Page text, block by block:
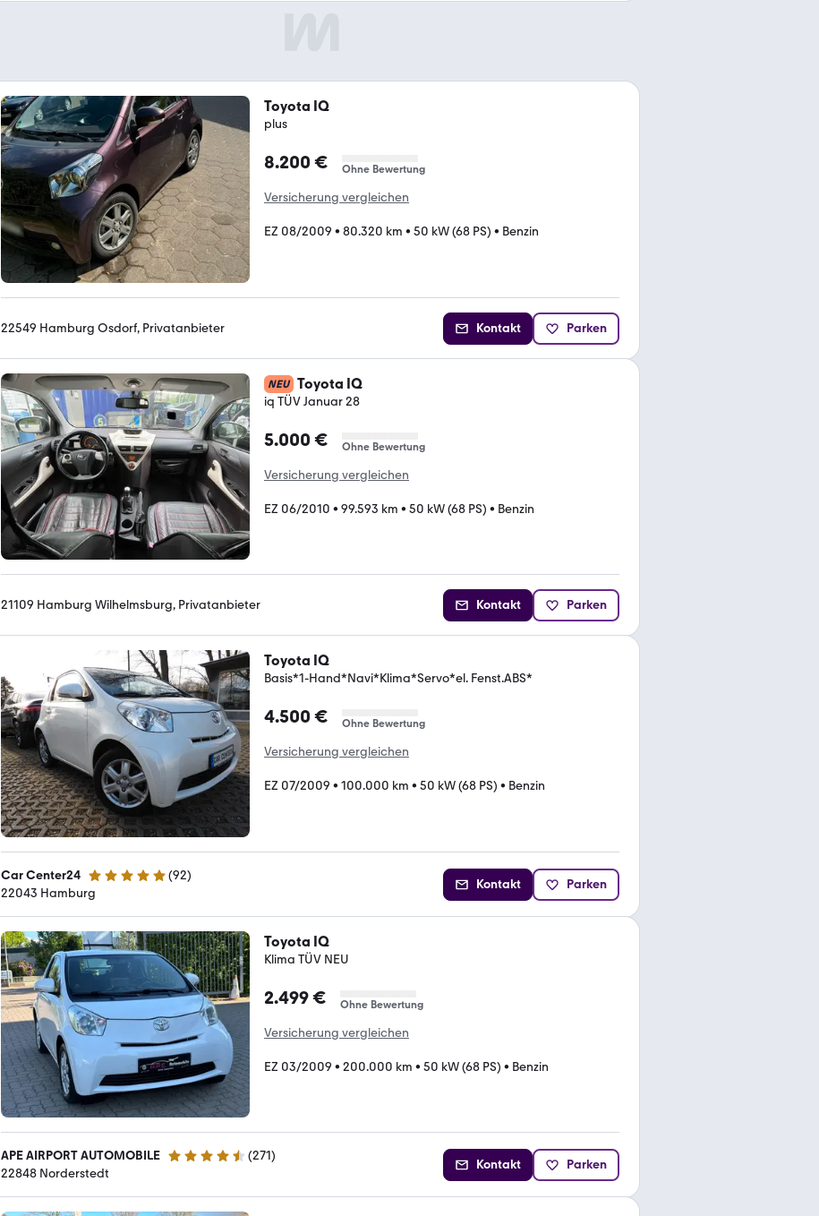
Toyota IQ
plus
8.200 € Ohne Bewertung
Versicherung vergleichen
EZ 08/2009 • 80.320 km • 50 kW (68 PS) • Benzin
22549 Hamburg Osdorf, Privatanbieter Kontakt Parken
NEU Toyota IQ
iq TÜV Januar 28
5.000 € Ohne Bewertung
Versicherung vergleichen
EZ 06/2010 • 99.593 km • 50 kW (68 PS) • Benzin
21109 Hamburg Wilhelmsburg, Privatanbieter Kontakt Parken
Toyota IQ
Basis*1-Hand*Navi*Klima*Servo*el. Fenst.ABS*
4.500 € Ohne Bewertung
Versicherung vergleichen
EZ 07/2009 • 100.000 km • 50 kW (68 PS) • Benzin
Car Center24 4.9 Sterne (92)
22043 Hamburg
Kontakt Parken
Toyota IQ
Klima TÜV NEU
2.499 € Ohne Bewertung
Versicherung vergleichen
EZ 03/2009 • 200.000 km • 50 kW (68 PS) • Benzin
APE AIRPORT AUTOMOBILE 4.7 Sterne (271)
22848 Norderstedt
Kontakt Parken